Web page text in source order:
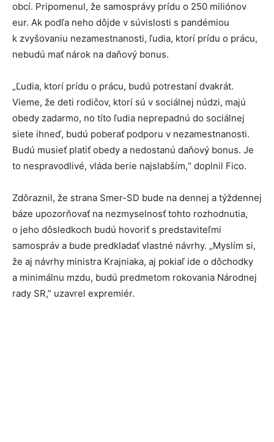
obcí. Pripomenul, že samosprávy prídu o 250 miliónov
eur. Ak podľa neho dôjde v súvislosti s pandémiou
k zvyšovaniu nezamestnanosti, ľudia, ktorí prídu o prácu,
nebudú mať nárok na daňový bonus.
„Ľudia, ktorí prídu o prácu, budú potrestaní dvakrát.
Vieme, že deti rodičov, ktorí sú v sociálnej núdzi, majú
obedy zadarmo, no títo ľudia neprepadnú do sociálnej
siete ihneď, budú poberať podporu v nezamestnanosti.
Budú musieť platiť obedy a nedostanú daňový bonus. Je
to nespravodlivé, vláda berie najslabším,“ doplnil Fico.
Zdôraznil, že strana Smer-SD bude na dennej a týždennej
báze upozorňovať na nezmyselnosť tohto rozhodnutia,
o jeho dôsledkoch budú hovoriť s predstaviteľmi
samospráv a bude predkladať vlastné návrhy. „Myslím si,
že aj návrhy ministra Krajniaka, aj pokiaľ ide o dôchodky
a minimálnu mzdu, budú predmetom rokovania Národnej
rady SR,” uzavrel expremiér.